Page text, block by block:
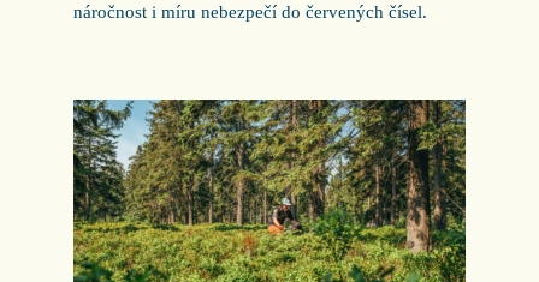
náročnost i míru nebezpečí do červených čísel.